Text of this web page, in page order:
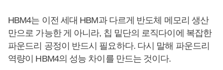
HBM4는 이전 세대 HBM과 다르게 반도체 메모리 생산
만으로 가능한 게 아니라, 칩 밑단의 로직다이에 복잡한
파운드리 공정이 반드시 필요하다. 다시 말해 파운드리
역량이 HBM4의 성능 차이를 만드는 것이다.